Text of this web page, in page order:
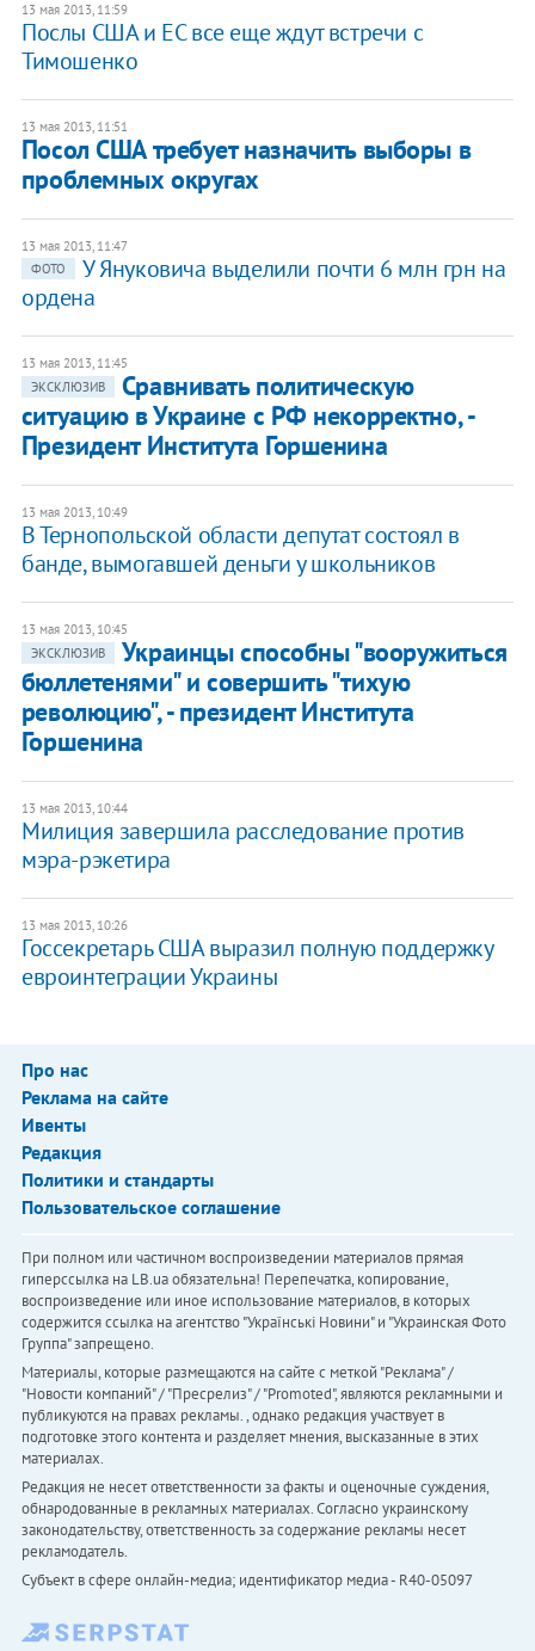
13 мая 2013, 11:59
Послы США и ЕС все еще ждут встречи с
Тимошенко
13 мая 2013, 11:51
Посол США требует назначить выборы в
проблемных округах
13 мая 2013, 11:47
ФОТО
У Януковича выделили почти 6 млн грн на
ордена
13 мая 2013, 11:45
ЭКСКЛЮЗИВ
​Сравнивать политическую
ситуацию в Украине с РФ некорректно, -
Президент Института Горшенина
13 мая 2013, 10:49
В Тернопольской области депутат состоял в
банде, вымогавшей деньги у школьников
13 мая 2013, 10:45
ЭКСКЛЮЗИВ
Украинцы способны "вооружиться
бюллетенями" и совершить "тихую
революцию", - президент Института
Горшенина
13 мая 2013, 10:44
Милиция завершила расследование против
мэра-рэкетира
13 мая 2013, 10:26
Госсекретарь США выразил полную поддержку
евроинтеграции Украины
Про нас
Реклама на сайте
Ивенты
Редакция
Политики и стандарты
Пользовательское соглашение
При полном или частичном воспроизведении материалов прямая
гиперссылка на LB.ua обязательна! Перепечатка, копирование,
воспроизведение или иное использование материалов, в которых
содержится ссылка на агентство "Українськi Новини" и "Украинская Фото
Группа" запрещено.
Материалы, которые размещаются на сайте с меткой "Реклама" /
"Новости компаний" / "Пресрелиз" / "Promoted", являются рекламными и
публикуются на правах рекламы. , однако редакция участвует в
подготовке этого контента и разделяет мнения, высказанные в этих
материалах.
Редакция не несет ответственности за факты и оценочные суждения,
обнародованные в рекламных материалах. Согласно украинскому
законодательству, ответственность за содержание рекламы несет
рекламодатель.
Субъект в сфере онлайн-медиа; идентификатор медиа - R40-05097